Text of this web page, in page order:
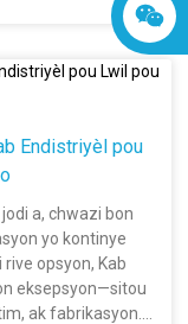
pou konpayi k ap
Nan Shanghai
sa w ap
kòm yon antrepriz
sou inovasyon
nou bay solisyon
patnè pou biznis
sa a, ann plonje
kab otomobil pou
entelijan pou
premye plan nan
Endistriyèl pou
a, chwazi bon
yo kontinye
opsyon, Kab
eksepsyon—sitou
ak fabrikasyon.